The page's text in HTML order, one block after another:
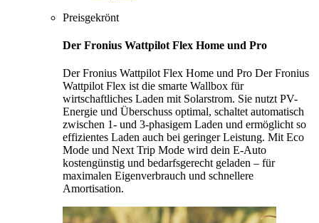
Preisgekrönt
Der Fronius Wattpilot Flex Home und Pro
Der Fronius Wattpilot Flex Home und Pro Der Fronius
Wattpilot Flex ist die smarte Wallbox für
wirtschaftliches Laden mit Solarstrom. Sie nutzt PV-
Energie und Überschuss optimal, schaltet automatisch
zwischen 1- und 3-phasigem Laden und ermöglicht so
effizientes Laden auch bei geringer Leistung. Mit Eco
Mode und Next Trip Mode wird dein E-Auto
kostengünstig und bedarfsgerecht geladen – für
maximalen Eigenverbrauch und schnellere
Amortisation.